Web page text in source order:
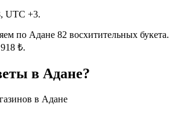
UTC +3.
по Адане 82 восхитительных букета.
₺.
в Адане?
в Адане